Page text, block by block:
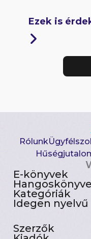
Ezek is
Rólunk
E-könyvek
Kategóriák
Idegen nyelvű
Szerzők